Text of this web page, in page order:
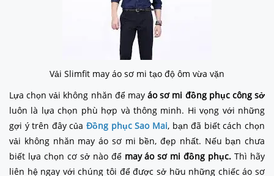
Vải Slimfit may áo sơ mi tạo độ ôm vừa vặn
Lựa chọn vải không nhăn để mayáo sơ mi đồng phục công sở
luôn là lựa chọn phù hợp và thông minh. Hi vọng với những
gợi ý trên đây củaĐồng phục Sao Mai, bạn đã biết cách chọn
vải không nhăn may áo sơ mi bền, đẹp nhất. Nếu bạn chưa
biết lựa chọn cơ sở nào để may áo sơ mi đồng phục. Thì hãy
liên hệ ngay với chúng tôi để được sở hữu những chiếc áo sơ